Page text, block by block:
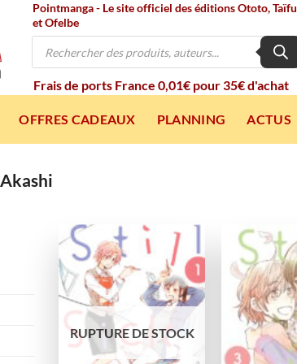
Pointmanga - Le site officiel des éditions Ototo, Taïfu
et Ofelbe
Recherche
Frais de ports France 0,01€ pour 35€ d'achat
OFFRES CADEAUX PLANNING ACTUS
Akashi
Ajouter
à la
wishlist
RUPTURE DE STOCK